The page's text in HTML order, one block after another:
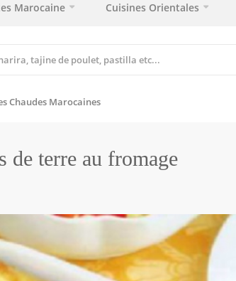
Marocaine Cuisines Orientales
Chaudes Marocaines
de terre au fromage